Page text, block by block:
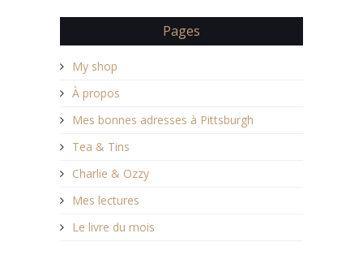
Pages
My shop
À propos
Mes bonnes adresses à Pittsburgh
Tea & Tins
Charlie & Ozzy
Mes lectures
Le livre du mois